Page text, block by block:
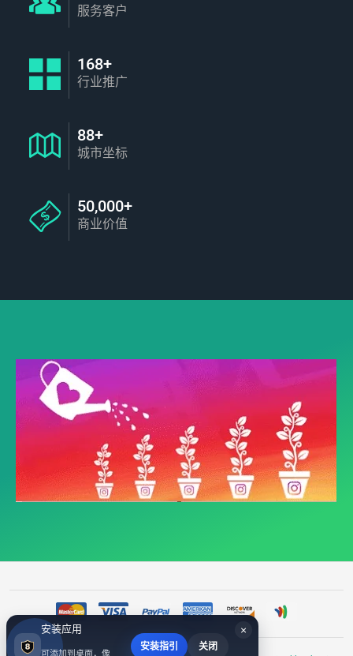
服务客户
168+
行业推广
88+
城市坐标
50,000+
商业价值
×
安装应用
安装指引 关闭